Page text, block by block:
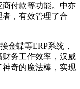
付款等功能。中亦
，有效管理了合
金蝶等ERP系统，
务工作效率，汉威
奇的魔法棒，实现